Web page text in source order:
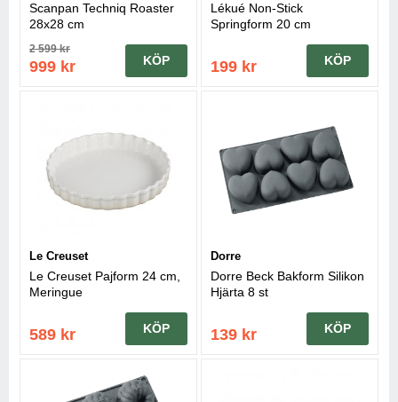
Scanpan Techniq Roaster
28x28 cm
2 599 kr
999 kr KÖP
Lékué Non-Stick
Springform 20 cm
199 kr KÖP
Le Creuset
Le Creuset Pajform 24 cm,
Meringue
589 kr KÖP
Dorre
Dorre Beck Bakform Silikon
Hjärta 8 st
139 kr KÖP